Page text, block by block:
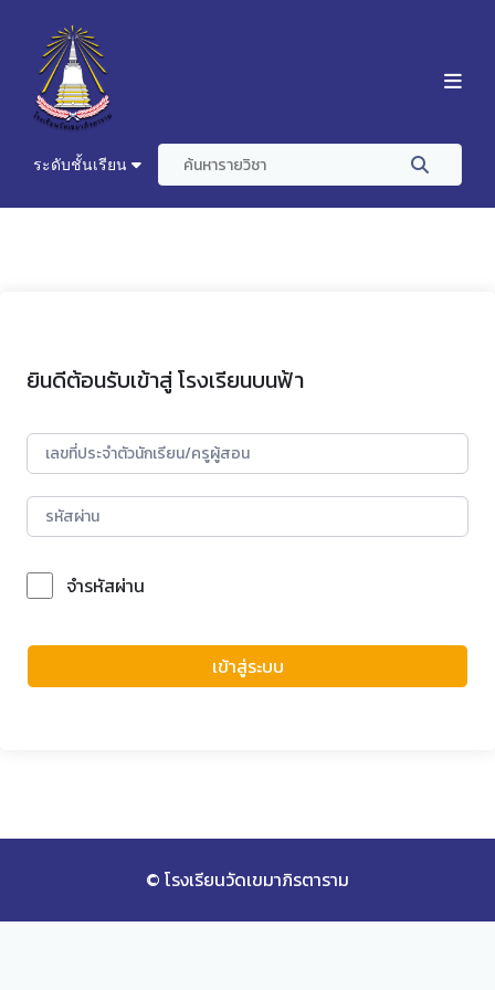
ระดับชั้นเรียน
ยินดีต้อนรับเข้าสู่ โรงเรียนบนฟ้า
จำรหัสผ่าน
เข้าสู่ระบบ
© โรงเรียนวัดเขมาภิรตาราม